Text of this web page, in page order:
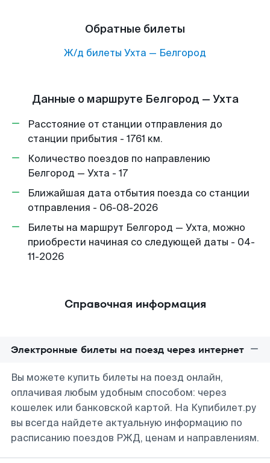
Обратные билеты
Ж/д билеты Ухта — Белгород
Данные о маршруте Белгород — Ухта
Расстояние от станции отправления до
станции прибытия - 1761 км.
Количество поездов по направлению
Белгород — Ухта - 17
Ближайшая дата отбытия поезда со станции
отправления - 06-08-2026
Билеты на маршрут Белгород — Ухта, можно
приобрести начиная со следующей даты - 04-
11-2026
Справочная информация
Электронные билеты на поезд через интернет
Вы можете купить билеты на поезд онлайн,
оплачивая любым удобным способом: через
кошелек или банковской картой. На Купибилет.ру
вы всегда найдете актуальную информацию по
расписанию поездов РЖД, ценам и направлениям.